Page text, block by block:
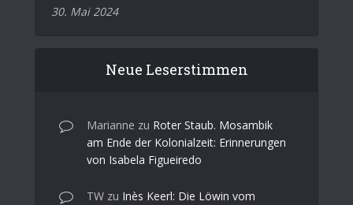
30. Mai 2024
Neue Leserstimmen
Marianne zu Roter Staub. Mosambik
am Ende der Kolonialzeit: Erinnerungen
von Isabela Figueiredo
TW zu Inès Keerl: Die Löwin vom